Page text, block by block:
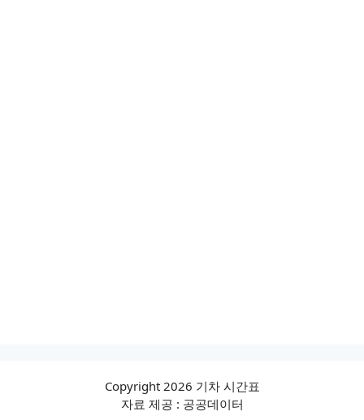
Copyright 2026 기차 시간표
자료 제공 : 공공데이터